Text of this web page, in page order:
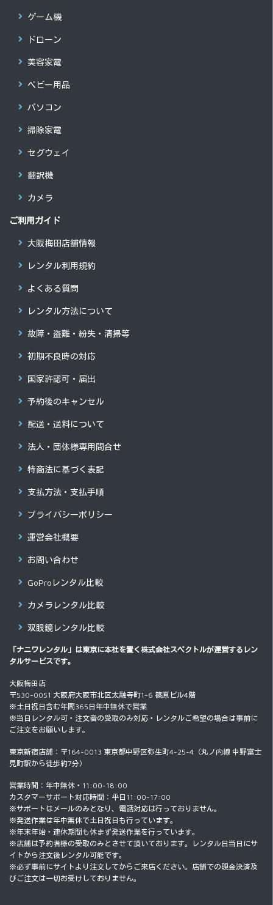
ゲーム機
ドローン
美容家電
ベビー用品
パソコン
掃除家電
セグウェイ
翻訳機
カメラ
ご利用ガイド
大阪梅田店舗情報
レンタル利用規約
よくある質問
レンタル方法について
故障・盗難・紛失・清掃等
初期不良時の対応
国家許認可・届出
予約後のキャンセル
配送・送料について
法人・団体様専用問合せ
特商法に基づく表記
支払方法・支払手順
プライバシーポリシー
運営会社概要
お問い合わせ
GoProレンタル比較
カメラレンタル比較
双眼鏡レンタル比較
「ナニワレンタル」は東京に本社を置く 株式会社スペクトルが運営するレン
タルサービスです。
大阪梅田店
〒530-0051 大阪府大阪市北区太融寺町1-6 篠原ビル4階
※土日祝日含む年間365日年中無休で営業
※当日レンタル可・注文者の受取のみ対応・レンタルご希望の場合は事前に
ご注文をお願いします。
東京新宿店舗：〒164-0013 東京都中野区弥生町4-25-4（丸ノ内線 中野富士
見町駅から徒歩約7分）
営業時間：年中無休・11:00-18:00
カスタマーサポート対応時間：平日11:00-17:00
※サポートはメールのみとなり、電話対応は行っておりません。
※発送作業は年中無休で土日祝日も行っています。
※年末年始・連休期間も休まず発送作業を行っています。
※店舗は予約者様の受取のみとさせて頂いております。レンタル日当日にサ
イトから注文後レンタル可能です。
※必ず事前にサイトより注文してからご来店ください。店舗での現金決済及
びご注文は一切お受けしておりません。